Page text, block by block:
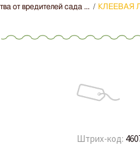
от вредителей сада ... КЛЕЕВАЯ
Штрих-код: